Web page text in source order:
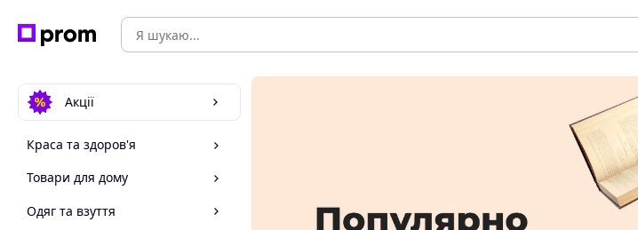
Акції
Краса та здоров'я
Товари для дому
Одяг та взуття